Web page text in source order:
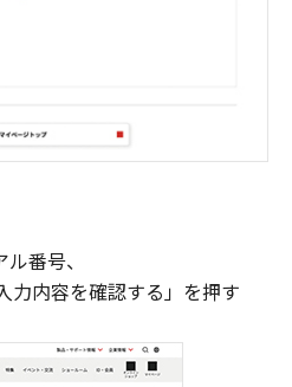
番号、
力内容を確認する」を押す